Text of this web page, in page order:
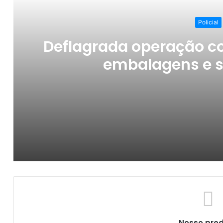
Policial
Deflagrada operação
embalagens e